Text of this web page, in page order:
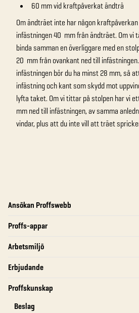
Ansökan Proffswebb
Proffs-appar
Arbetsmiljö
Erbjudande
Proffskunskap
Beslag
60 mm vid kraftpåverkat ändträ
Om ändträet inte har någon
infästningen 40 mm från ändträet. Om vi
binda samman en överliggare med en
20 mm från ovankant ned till
infästningen bör du ha minst 28 mm, så
infästning och kant som skydd mot
lyfta taket. Om vi tittar på stolpen har vi
mm ned till infästningen, av samma
vindar, plus att du inte vill att träet